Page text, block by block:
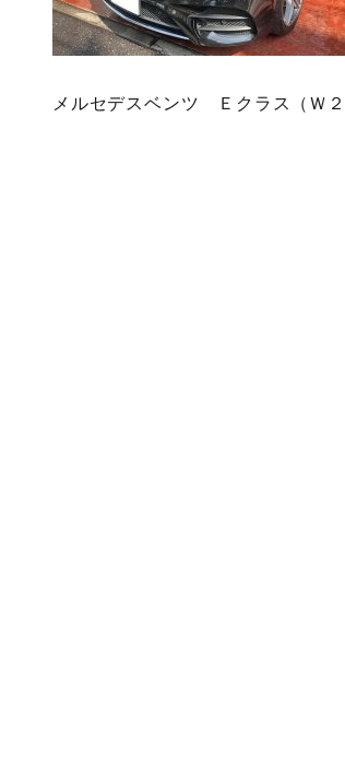
メルセデスベンツ Ｅクラス（Ｗ